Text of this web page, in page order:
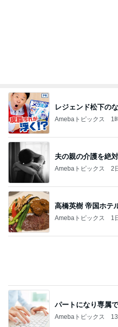
レジェンド松下の
Amebaトピックス 1
夫の親の介護を絶
Amebaトピックス 2
高橋英樹 帝国ホテ
Amebaトピックス 1
パートになり専属
Amebaトピックス